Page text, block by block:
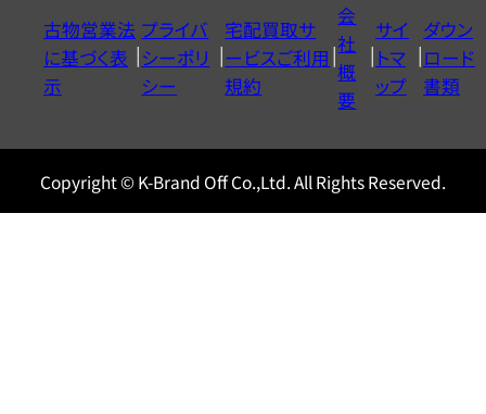
ヤ
ル
0120604117
古物営業法
に基づく表
示
プライバ
シーポリ
シー
宅配買取サ
ービスご利用
規約
会
社
概
要
サイ
トマ
ップ
ダウン
ロード
書類
Copyright © K-Brand Off Co.,Ltd. All Rights Reserved.